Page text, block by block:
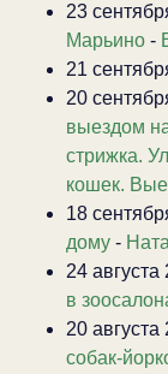
23
Марьино -
21
20
выездом
стрижка.
кошек.
18
дому -
24 августа
в
20 августа
собак-